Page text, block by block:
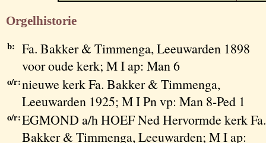
Orgelhistorie
b:
Fa. Bakker & Timmenga, Leeuwarden 1898
voor oude kerk; M I ap: Man 6
o/r:nieuwe kerk Fa. Bakker & Timmenga,
Leeuwarden 1925; M I Pn vp: Man 8-Ped 1
o/r:EGMOND a/h HOEF Ned Hervormde kerk Fa.
Bakker & Timmenga, Leeuwarden; M I ap: